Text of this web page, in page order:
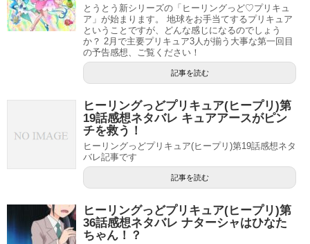
とうとう新シリーズの「ヒーリングっど♡プリキュ
ア」が始まります。 地球をお手当てするプリキュア
ということですが、どんな感じになるのでしょう
か？ 2月で主要プリキュア3人が揃う大事な第一回目
の予告感想、ご覧ください！
記事を読む
ヒーリングっどプリキュア(ヒープリ)第
19話感想ネタバレ キュアアースがピン
チを救う！
ヒーリングっどプリキュア(ヒープリ)第19話感想ネタ
バレ記事です
記事を読む
ヒーリングっどプリキュア(ヒープリ)第
36話感想ネタバレ ナターシャはひなた
ちゃん！？